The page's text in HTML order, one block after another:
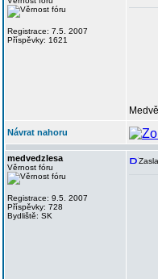
Registrace: 7.5. 2007
Příspěvky: 1621
Návrat nahoru
medvedzlesa
Věrnost fóru
Registrace: 9.5. 2007
Příspěvky: 728
Bydliště: SK